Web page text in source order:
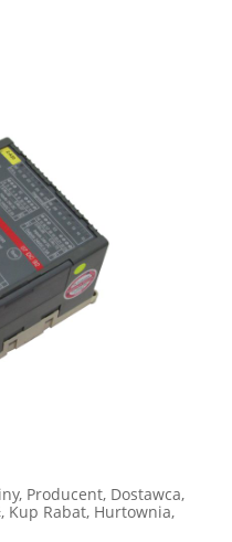
Producent, Dostawca,
Kup Rabat, Hurtownia,